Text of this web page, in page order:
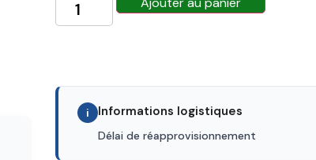
i Informations logistiques
Délai de réapprovisionnement